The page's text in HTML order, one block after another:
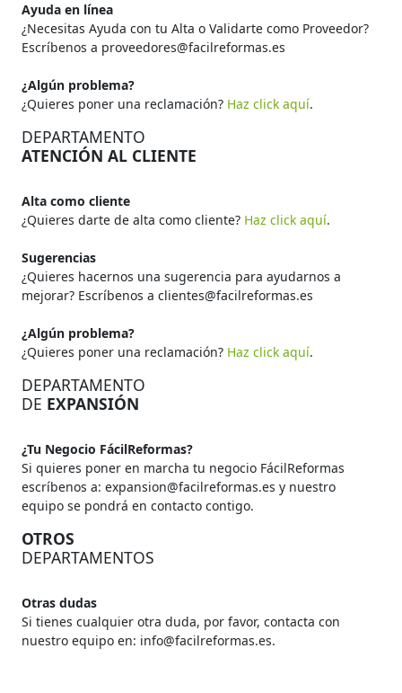
Ayuda en línea
¿Necesitas Ayuda con tu Alta o Validarte como Proveedor?
Escríbenos a proveedores@facilreformas.es
¿Algún problema?
¿Quieres poner una reclamación? Haz click aquí.
DEPARTAMENTO
ATENCIÓN AL CLIENTE
Alta como cliente
¿Quieres darte de alta como cliente? Haz click aquí.
Sugerencias
¿Quieres hacernos una sugerencia para ayudarnos a
mejorar? Escríbenos a clientes@facilreformas.es
¿Algún problema?
¿Quieres poner una reclamación? Haz click aquí.
DEPARTAMENTO
DE EXPANSIÓN
¿Tu Negocio FácilReformas?
Si quieres poner en marcha tu negocio FácilReformas
escríbenos a: expansion@facilreformas.es y nuestro
equipo se pondrá en contacto contigo.
OTROS
DEPARTAMENTOS
Otras dudas
Si tienes cualquier otra duda, por favor, contacta con
nuestro equipo en: info@facilreformas.es.